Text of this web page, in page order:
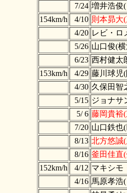
7/24 増井浩俊
154km/h
4/10 則本昴大
4/20 レビ・ロ
5/26 山口俊(
6/23 西村健太
153km/h
4/29 藤川球児
4/30 久保田智
5/15 ジョナサ
5/ 6 藤岡貴裕
7/20 山口鉄也
8/13 北方悠誠
8/16 釜田佳直
152km/h
4/12 マキシモ
4/16 馬原孝浩